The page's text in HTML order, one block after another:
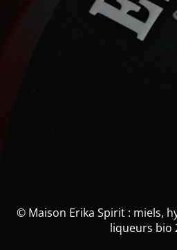
© Maison Erika Spirit : miels,
liqueurs bio